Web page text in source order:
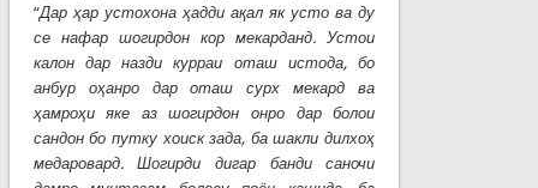
“Дар ҳар устохона ҳадди ақал як усто ва ду
се нафар шогирдон кор мекарданд. Устои
калон дар назди курраи оташ истода, бо
анбур оҳанро дар оташ сурх мекард ва
ҳамроҳи яке аз шогирдон онро дар болои
сандон бо путку хоиск зада, ба шакли дилхоҳ
медаровард. Шогирди дигар банди саночи